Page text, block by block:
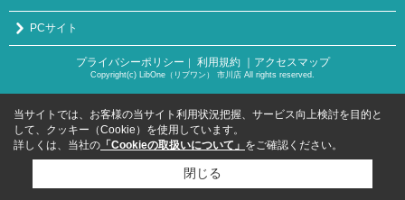
PCサイト
プライバシーポリシー 利用規約 ｜アクセスマップ
Copyright(c) LibOne（リブワン） 市川店 All rights reserved.
当サイトでは、お客様の当サイト利用状況把握、サービス向上検討を目的と
して、クッキー（Cookie）を使用しています。
詳しくは、当社の 「Cookieの取扱いについて」 をご確認ください。
閉じる